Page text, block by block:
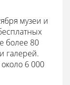
музеи и
более 80
галерей.
6 000